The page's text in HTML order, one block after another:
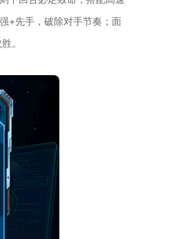
+先手，破除对手节奏；面
。